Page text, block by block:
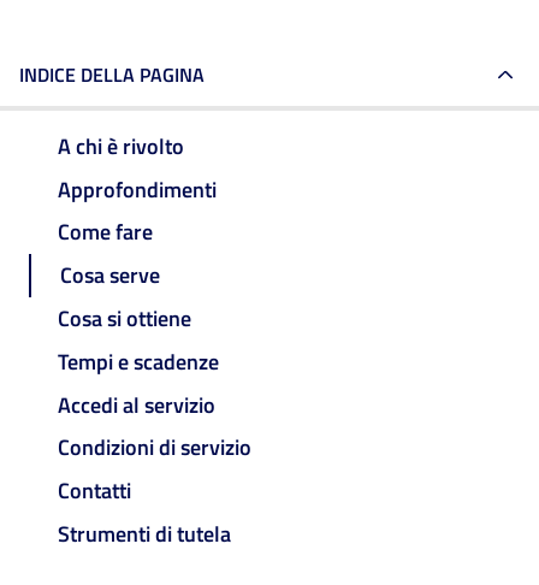
INDICE DELLA PAGINA
A chi è rivolto
Approfondimenti
Come fare
Cosa serve
Cosa si ottiene
Tempi e scadenze
Accedi al servizio
Condizioni di servizio
Contatti
Strumenti di tutela